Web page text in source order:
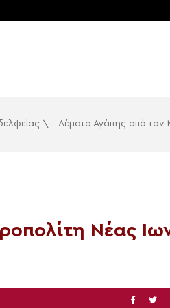
\ Δέματα Αγάπης από τον
Νέας